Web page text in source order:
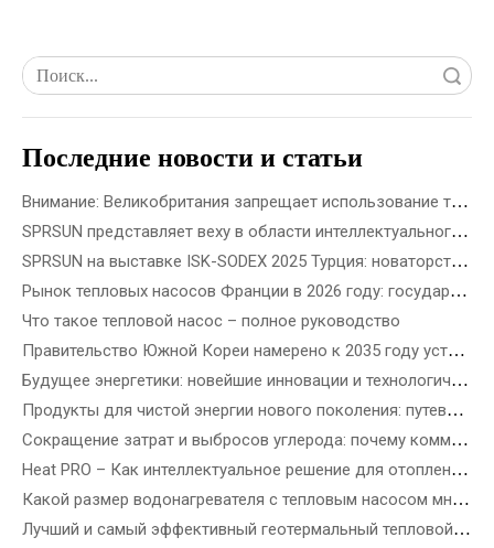
Последние новости и статьи
Внимание: Великобритания запрещает использование топливного газа в новостройках с 2028 года
SPRSUN представляет веху в области интеллектуального производства 5G, открывающую новую эру партнерства
SPRSUN на выставке ISK-SODEX 2025 Турция: новаторство в будущем экологически чистой энергетики с помощью инновационной технологии тепловых насосов
Рынок тепловых насосов Франции в 2026 году: государственные стимулы, правила установки и возможности для бизнеса
Что такое тепловой насос – полное руководство
Правительство Южной Кореи намерено к 2035 году установить 3,5 миллиона тепловых насосов – как выбрать лучший тепловой насос в зависимости от типа здания
Будущее энергетики: новейшие инновации и технологические решения в области возобновляемых источников энергии
Продукты для чистой энергии нового поколения: путеводитель по новейшим ветроэнергетическим, прецизионным солнечным и возобновляемым источникам энергии
Сокращение затрат и выбросов углерода: почему коммерческие тепловые насосы R290 ATW — это будущее энергоэффективных зданий
Heat PRO – Как интеллектуальное решение для отопления SPRSUN облегчает жизнь
Какой размер водонагревателя с тепловым насосом мне нужен?
Лучший и самый эффективный геотермальный тепловой насос